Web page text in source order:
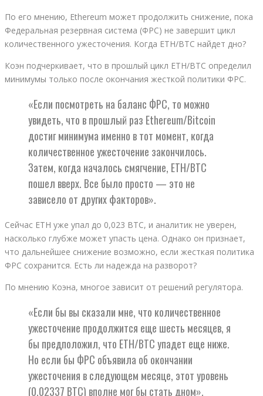
По его мнению, Ethereum может продолжить снижение, пока
Федеральная резервная система (ФРС) не завершит цикл
количественного ужесточения. Когда ETH/BTC найдет дно?
Коэн подчеркивает, что в прошлый цикл ETH/BTC определил
минимумы только после окончания жесткой политики ФРС.
«Если посмотреть на баланс ФРС, то можно
увидеть, что в прошлый раз Ethereum/Bitcoin
достиг минимума именно в тот момент, когда
количественное ужесточение закончилось.
Затем, когда началось смягчение, ETH/BTC
пошел вверх. Все было просто — это не
зависело от других факторов».
Сейчас ETH уже упал до 0,023 BTC, и аналитик не уверен,
насколько глубже может упасть цена. Однако он признает,
что дальнейшее снижение возможно, если жесткая политика
ФРС сохранится. Есть ли надежда на разворот?
По мнению Коэна, многое зависит от решений регулятора.
«Если бы вы сказали мне, что количественное
ужесточение продолжится еще шесть месяцев, я
бы предположил, что ETH/BTC упадет еще ниже.
Но если бы ФРС объявила об окончании
ужесточения в следующем месяце, этот уровень
(0,02337 BTC) вполне мог бы стать дном».